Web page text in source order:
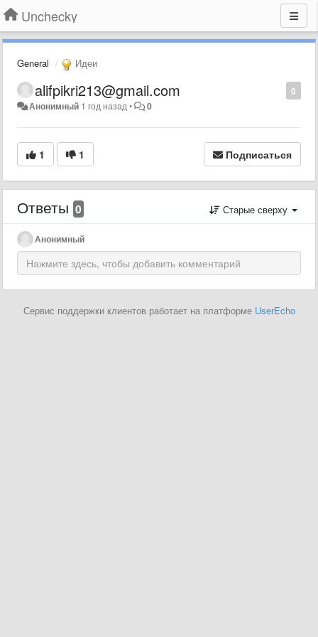
Unchecky
General Идеи
0
alifpikri213@gmail.com
Анонимный 1 год назад • 0
1 1 Подписаться
Ответы 0 Старые сверху
Анонимный
Сервис поддержки клиентов работает на платформе UserEcho